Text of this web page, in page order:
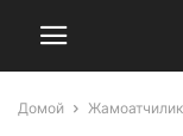
Домой Жамоатчилик